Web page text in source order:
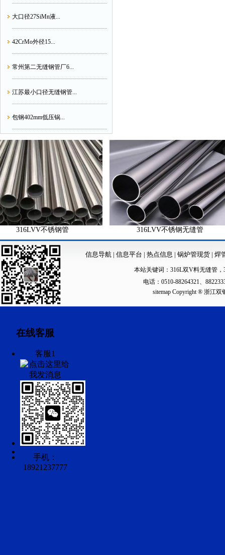
大口径27SiMn液...
42CrMo外径15...
常州第二无缝钢管厂6...
江苏最小口径无缝钢管...
包钢402mm低压锅...
316LVV不锈钢管 316LVV不锈钢无缝管
信息导航| 信息平台 | 热点信息 | 锅炉管现货 | 焊
本站关键词： 316L双V料无缝管 ，
电话：0510-88264321、
sitemapCopyright ® 浙江双
在线客服
客服1
手机：
18921237777